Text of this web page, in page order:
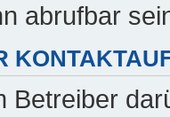
abrufbar
Betreiber